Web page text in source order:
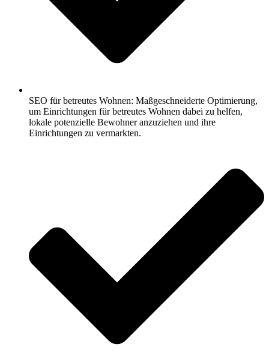
SEO für betreutes Wohnen: Maßgeschneiderte Optimierung,
um Einrichtungen für betreutes Wohnen dabei zu helfen,
lokale potenzielle Bewohner anzuziehen und ihre
Einrichtungen zu vermarkten.